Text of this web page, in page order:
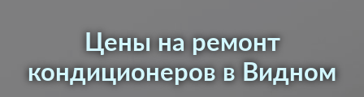
Цены на ремонт
кондиционеров в Видном